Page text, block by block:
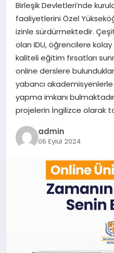
EKONOMI
SAĞLIK
DÜNYA
EĞITIM
Birleşik Devletleri’nde
faaliyetlerini Özel
izinle sürdürmektedir.
olan IDU, öğrencilere
kaliteli eğitim fırsatları
online derslere
yabancı
yapma imkanı
projelerin İngilizce olarak
admin
06 Eylül 2024